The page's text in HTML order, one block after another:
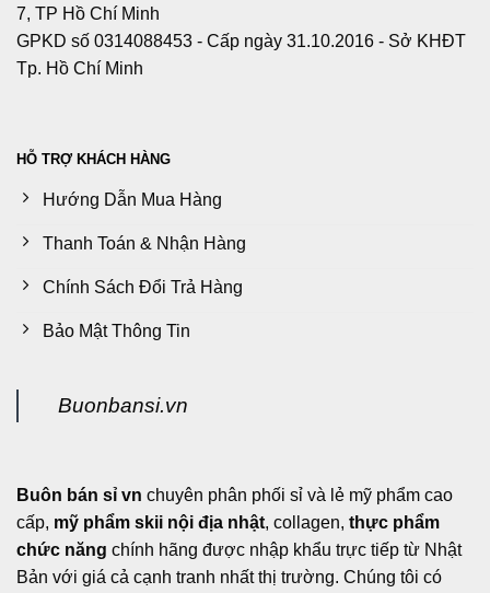
7, TP Hồ Chí Minh
GPKD số 0314088453 - Cấp ngày 31.10.2016 - Sở KHĐT
Tp. Hồ Chí Minh
HỖ TRỢ KHÁCH HÀNG
Hướng Dẫn Mua Hàng
Thanh Toán & Nhận Hàng
Chính Sách Đổi Trả Hàng
Bảo Mật Thông Tin
Buonbansi.vn
Buôn bán sỉ vn chuyên phân phối sỉ và lẻ mỹ phẩm cao
cấp, mỹ phẩm skii nội địa nhật, collagen, thực phẩm
chức năng chính hãng được nhập khẩu trực tiếp từ Nhật
Bản với giá cả cạnh tranh nhất thị trường. Chúng tôi có